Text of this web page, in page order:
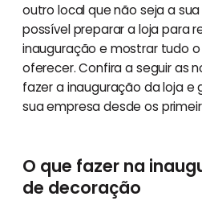
outro local que não seja a
possível preparar a loja para
inauguração e mostrar tudo
oferecer. Confira a seguir as
fazer a inauguração da loja e
sua empresa desde os
O que fazer na
de decoração